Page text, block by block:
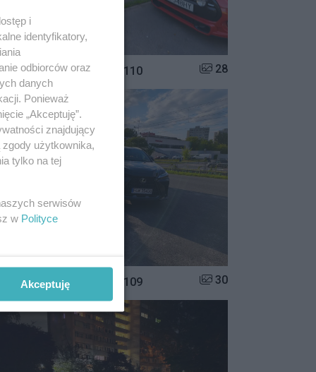
parkowania #110 Liczba zdjęć w galerii:
28
parkowania #109 Liczba zdjęć w galerii:
30
i
identyfikatory,
odbiorców oraz
danych
Ponieważ
„Akceptuję”.
znajdujący
użytkownika,
tylko na tej
serwisów
w Polityce
Akceptuję